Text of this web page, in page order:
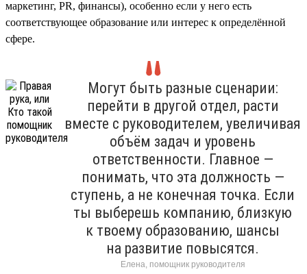
маркетинг, PR, финансы), особенно если у него есть
соответствующее образование или интерес к определённой
сфере.
Могут быть разные сценарии:
перейти в другой отдел, расти
вместе с руководителем, увеличивая
объём задач и уровень
ответственности. Главное —
понимать, что эта должность —
ступень, а не конечная точка. Если
ты выберешь компанию, близкую
к твоему образованию, шансы
на развитие повысятся.
Елена, помощник руководителя